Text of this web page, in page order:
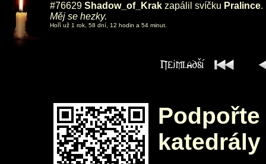
#76629 Shadow_of_Krak zapálil svíčku Pralince.
Měj se hezky.
Hoří už 1 rok, 58 dní, 12 hodin a 54 minut.
katedrály